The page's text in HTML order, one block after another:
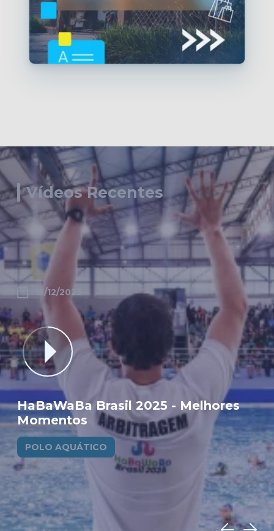
Vídeos Recentes
15/12/2025
HaBaWaBa Brasil 2025 - Melhores
Momentos
POLO AQUÁTICO